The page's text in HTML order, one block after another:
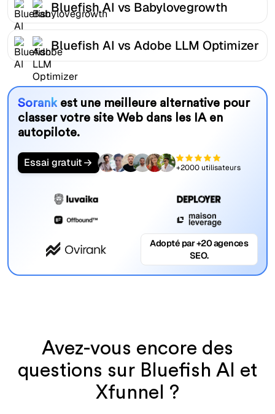
Bluefish AI vs Babylovegrowth
Bluefish AI vs Adobe LLM Optimizer
Sorankest une meilleure alternative pour
classer votre site Web dans les IA en
autopilote.
Essai gratuit +2000 utilisateurs
Adopté par +20 agences
SEO.
Avez-vous encore des
questions sur Bluefish AI et
Xfunnel ?